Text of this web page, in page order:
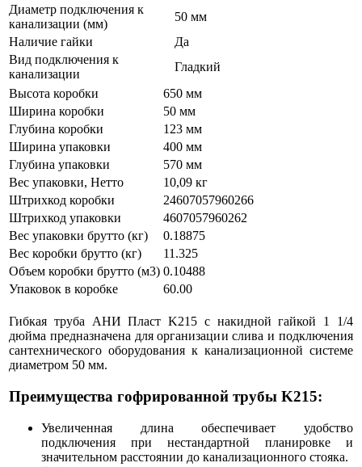
Диаметр подключения к
канализации (мм)
50 мм
Наличие гайки
Да
Вид подключения к
канализации
Гладкий
Высота коробки
650 мм
Ширина коробки
50 мм
Глубина коробки
123 мм
Ширина упаковки
400 мм
Глубина упаковки
570 мм
Вес упаковки, Нетто
10,09 кг
Штрихкод коробки
24607057960266
Штрихкод упаковки
4607057960262
Вес упаковки брутто (кг)
0.18875
Вес коробки брутто (кг)
11.325
Объем коробки брутто (м3) 0.10488
Упаковок в коробке
60.00
Гибкая труба АНИ Пласт K215 с накидной гайкой 1 1/4
дюйма предназначена для организации слива и подключения
сантехнического оборудования к канализационной системе
диаметром 50 мм.
Преимущества гофрированной трубы K215:
Увеличенная длина обеспечивает удобство
подключения при нестандартной планировке и
значительном расстоянии до канализационного стояка.